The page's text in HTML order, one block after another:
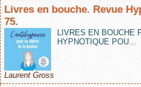
Livres en bouche. Revue
75.
LIVRES EN BOUCHE
HYPNOTIQUE POU...
Laurent Gross